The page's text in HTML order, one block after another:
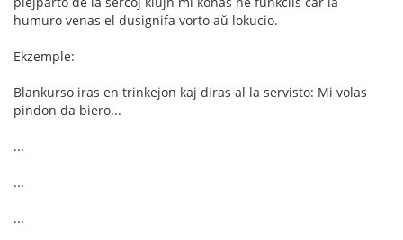
humuro venas el dusignifa vorto aŭ lokucio.
Ekzemple:
Blankurso iras en trinkejon kaj diras al la servisto: Mi volas
pindon da biero...
...
...
...